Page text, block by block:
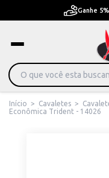
Ganhe
Início > Cavaletes >
Econômica Trident - 14026